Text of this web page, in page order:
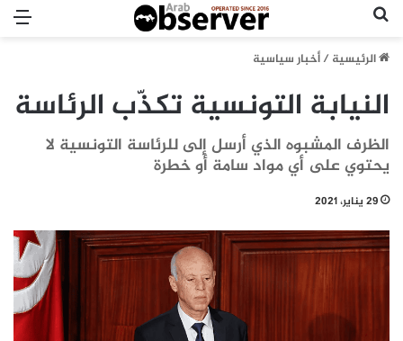
الرئيسية/أخبار سياسية
النيابة التونسية تكذّب الرئاسة
الظرف المشبوه الذي أرسل إلى للرئاسة التونسية لا
يحتوي على أي مواد سامة أو خطرة
29 يناير، 2021